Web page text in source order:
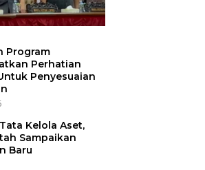
Program
Perhatian
Penyesuaian
Kelola Aset,
Sampaikan
Baru